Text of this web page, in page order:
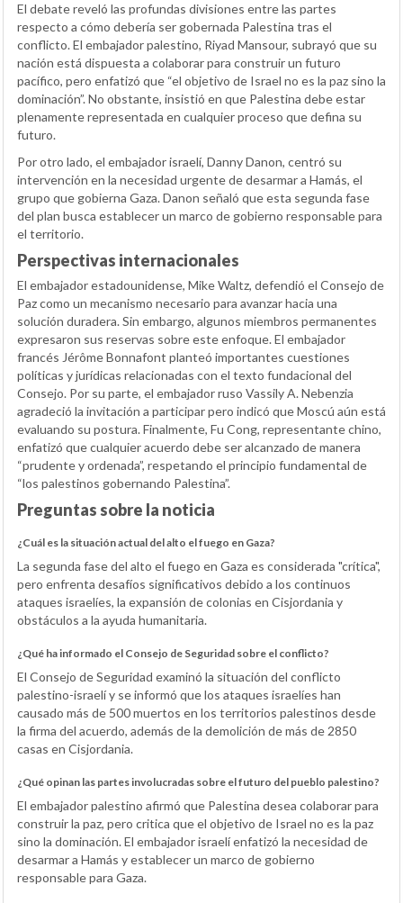
El debate reveló las profundas divisiones entre las partes
respecto a cómo debería ser gobernada Palestina tras el
conflicto. El embajador palestino, Riyad Mansour, subrayó que su
nación está dispuesta a colaborar para construir un futuro
pacífico, pero enfatizó que “el objetivo de Israel no es la paz sino la
dominación”. No obstante, insistió en que Palestina debe estar
plenamente representada en cualquier proceso que defina su
futuro.
Por otro lado, el embajador israelí, Danny Danon, centró su
intervención en la necesidad urgente de desarmar a Hamás, el
grupo que gobierna Gaza. Danon señaló que esta segunda fase
del plan busca establecer un marco de gobierno responsable para
el territorio.
Perspectivas internacionales
El embajador estadounidense, Mike Waltz, defendió el Consejo de
Paz como un mecanismo necesario para avanzar hacia una
solución duradera. Sin embargo, algunos miembros permanentes
expresaron sus reservas sobre este enfoque. El embajador
francés Jérôme Bonnafont planteó importantes cuestiones
políticas y jurídicas relacionadas con el texto fundacional del
Consejo. Por su parte, el embajador ruso Vassily A. Nebenzia
agradeció la invitación a participar pero indicó que Moscú aún está
evaluando su postura. Finalmente, Fu Cong, representante chino,
enfatizó que cualquier acuerdo debe ser alcanzado de manera
“prudente y ordenada”, respetando el principio fundamental de
“los palestinos gobernando Palestina”.
Preguntas sobre la noticia
¿Cuál es la situación actual del alto el fuego en Gaza?
La segunda fase del alto el fuego en Gaza es considerada "crítica",
pero enfrenta desafíos significativos debido a los continuos
ataques israelíes, la expansión de colonias en Cisjordania y
obstáculos a la ayuda humanitaria.
¿Qué ha informado el Consejo de Seguridad sobre el conflicto?
El Consejo de Seguridad examinó la situación del conflicto
palestino-israelí y se informó que los ataques israelíes han
causado más de 500 muertos en los territorios palestinos desde
la firma del acuerdo, además de la demolición de más de 2850
casas en Cisjordania.
¿Qué opinan las partes involucradas sobre el futuro del pueblo palestino?
El embajador palestino afirmó que Palestina desea colaborar para
construir la paz, pero critica que el objetivo de Israel no es la paz
sino la dominación. El embajador israelí enfatizó la necesidad de
desarmar a Hamás y establecer un marco de gobierno
responsable para Gaza.